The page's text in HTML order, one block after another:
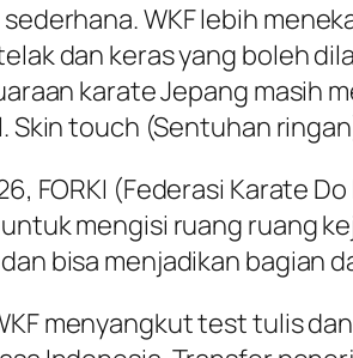
WKF lebih
dan keras yang boleh
karate Jepang masih
Skin touch (Sentuhan
FORKI (Federasi Karate
mengisi ruang ruang
bisa menjadikan bagian
menyangkut test tulis